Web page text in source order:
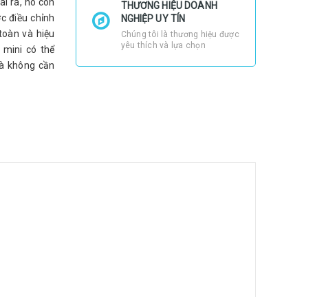
điều chỉnh
và hiệu
mini có thể
không cần
THƯƠNG HIỆU DOANH
NGHIỆP UY TÍN
Chúng tôi là thương hiệu được
yêu thích và lựa chọn